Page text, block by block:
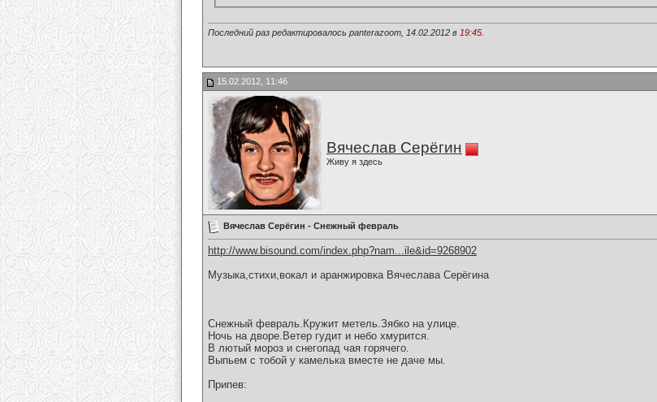
Последний раз редактировалось panterazoom, 14.02.2012 в 19:45
15.02.2012, 11:46
Вячеслав Серёгин
Живу я здесь
Вячеслав Серёгин - Снежный февраль
http://www.bisound.com/index.php?nam...ile&id=9268902
Музыка,стихи,вокал и аранжировка Вячеслава Серёгина
Снежный февраль.Кружит метель.Зябко на улице.
Ночь на дворе.Ветер гудит и небо хмурится.
В лютый мороз и снегопад чая горячего.
Выпьем с тобой у камелька вместе не даче мы.
Припев: